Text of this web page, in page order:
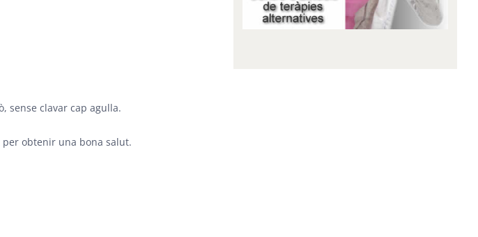
sense clavar cap agulla.
per obtenir una bona salut.